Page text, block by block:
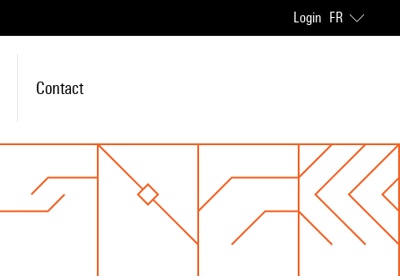
Login FR
Contact